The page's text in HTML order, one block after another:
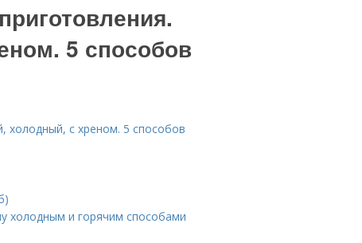
5 способов
холодный, с хреном. 5 способов
холодным и горячим способами